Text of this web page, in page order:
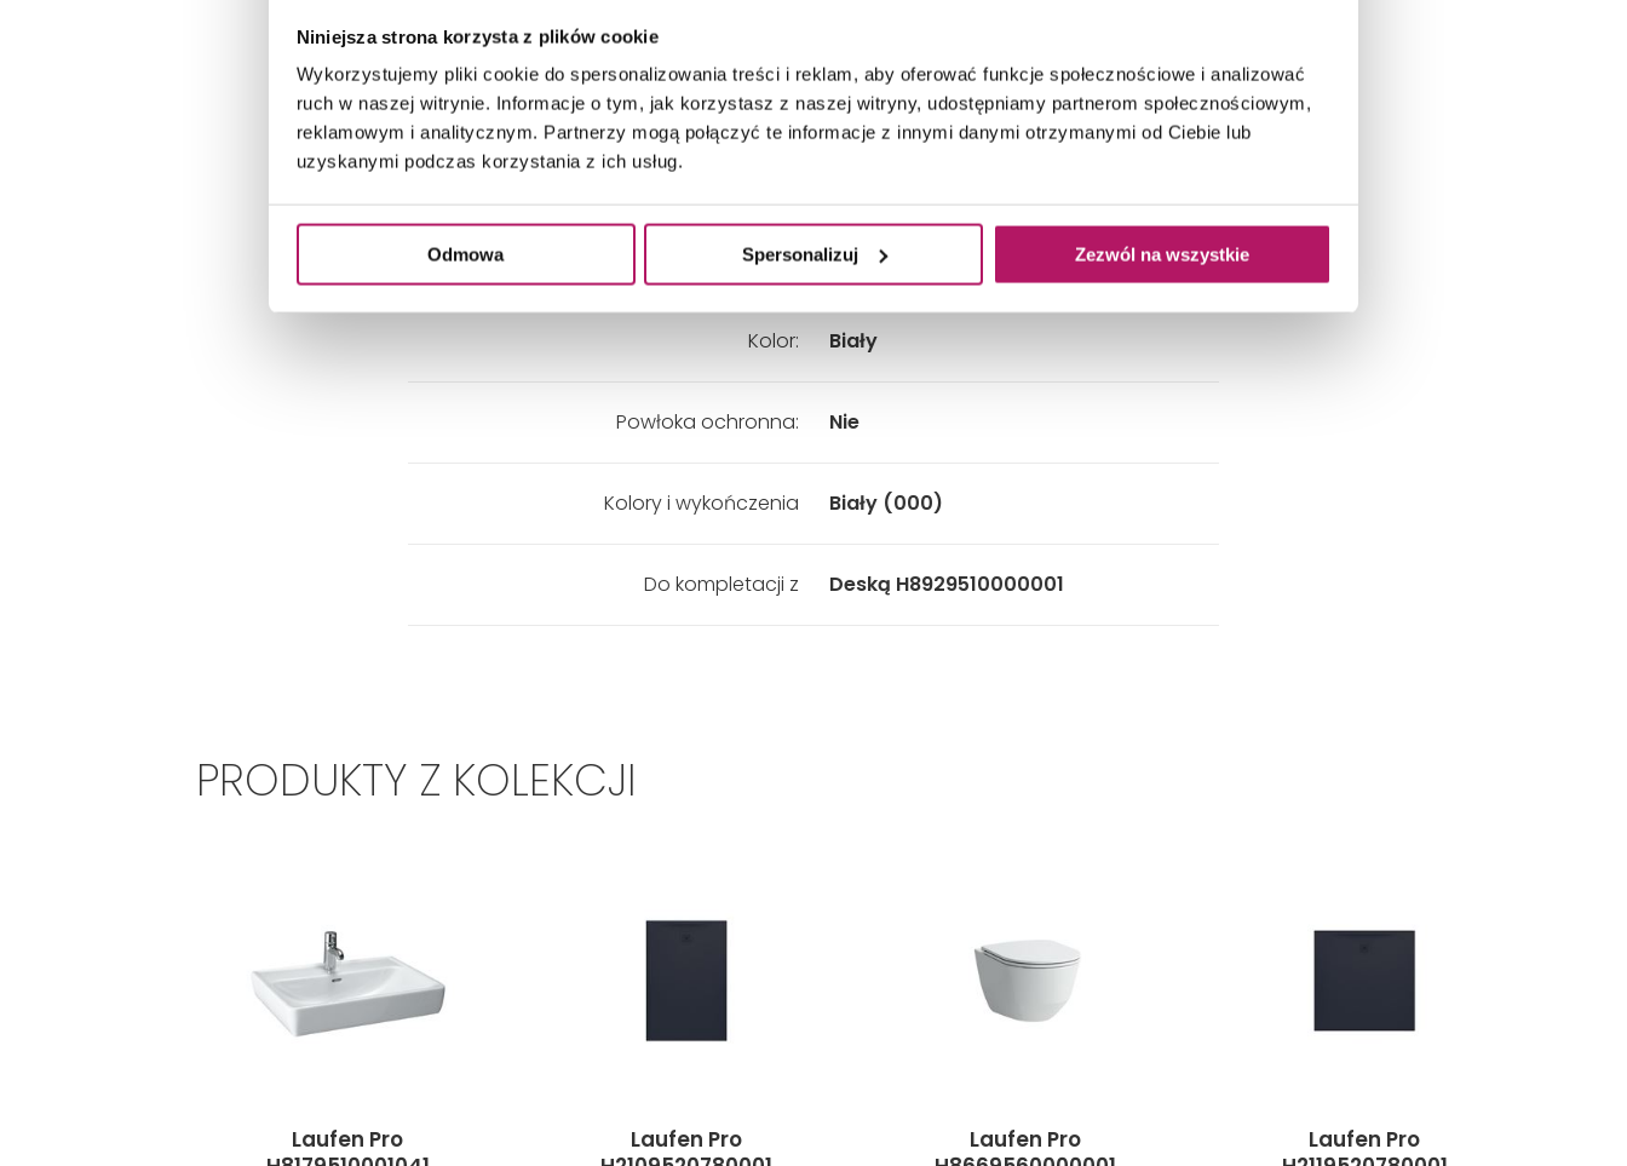
Niniejsza strona korzysta z plików cookie
Wykorzystujemy pliki cookie do spersonalizowania treści i reklam, aby oferować funkcje społecznościowe i analizować
ruch w naszej witrynie. Informacje o tym, jak korzystasz z naszej witryny, udostępniamy partnerom społecznościowym,
reklamowym i analitycznym. Partnerzy mogą połączyć te informacje z innymi danymi otrzymanymi od Ciebie lub
uzyskanymi podczas korzystania z ich usług.
Odmowa Spersonalizuj Zezwól na wszystkie
Głębokość: 700 mm
Wysokość: 350 mm
Kolor: Biały
Powłoka ochronna: Nie
Kolory i wykończenia Biały (000)
Do kompletacji z Deską H8929510000001
PRODUKTY Z KOLEKCJI
Laufen Pro
Laufen Pro
Laufen Pro
Laufen Pro